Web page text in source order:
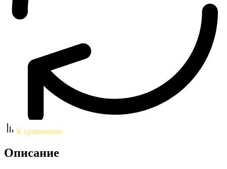
К сравнению
Описание